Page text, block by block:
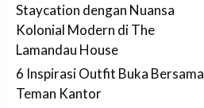
Staycation dengan Nuansa
Kolonial Modern di The
Lamandau House
6 Inspirasi Outfit Buka Bersama
Teman Kantor